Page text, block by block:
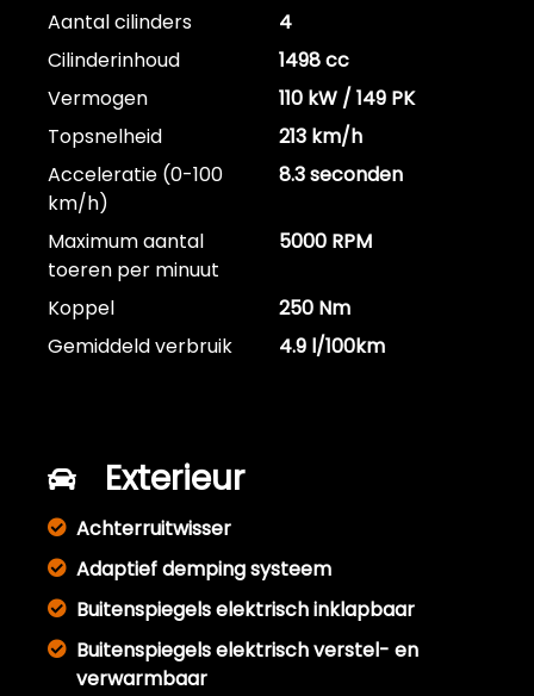
Aantal cilinders
4
Cilinderinhoud
1498 cc
Vermogen
110 kW / 149 PK
Topsnelheid
213 km/h
Acceleratie (0-100
km/h)
8.3 seconden
Maximum aantal
toeren per minuut
5000 RPM
Koppel
250 Nm
Gemiddeld verbruik
4.9 l/100km
Exterieur
Achterruitwisser
Adaptief demping systeem
Buitenspiegels elektrisch inklapbaar
Buitenspiegels elektrisch verstel- en
verwarmbaar